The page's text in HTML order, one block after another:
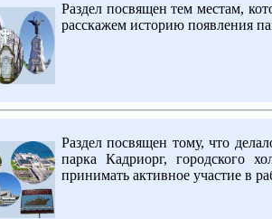
Раздел посвящен тем местам,
расскажем историю появления
Раздел посвящен тому, что
парка Кадриорг, городского
принимать активное участие в